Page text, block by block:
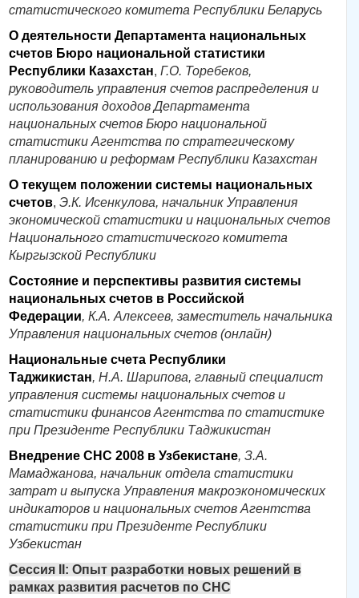
статистического комитета Республики Беларусь
О деятельности Департамента национальных
счетов Бюро национальной статистики
Республики Казахстан, Г.О. Торебеков,
руководитель управления счетов распределения и
использования доходов Департамента
национальных счетов Бюро национальной
статистики Агентства по стратегическому
планированию и реформам Республики Казахстан
О текущем положении системы национальных
счетов, Э.К. Исенкулова, начальник Управления
экономической статистики и национальных счетов
Национального статистического комитета
Кыргызской Республики
Состояние и перспективы развития системы
национальных счетов в Российской
Федерации, К.А. Алексеев, заместитель начальника
Управления национальных счетов (онлайн)
Национальные счета Республики
Таджикистан, Н.А. Шарипова, главный специалист
управления системы национальных счетов и
статистики финансов Агентства по статистике
при Президенте Республики Таджикистан
Внедрение СНС 2008 в Узбекистане, З.А.
Мамаджанова, начальник отдела статистики
затрат и выпуска Управления макроэкономических
индикаторов и национальных счетов Агентства
статистики при Президенте Республики
Узбекистан
Сессия II: Опыт разработки новых решений в
рамках развития расчетов по СНС